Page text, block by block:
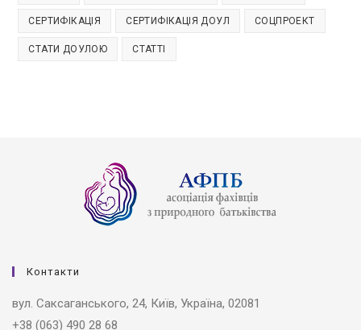
СЕРТИФІКАЦІЯ СЕРТИФІКАЦІЯ ДОУЛ СОЦПРОЕКТ
СТАТИ ДОУЛОЮ СТАТТІ
Контакти
вул. Саксаганського, 24, Київ, Україна, 02081
+38 (063) 490 28 68